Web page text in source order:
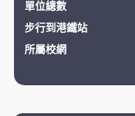
單位總數
步行到港鐵站
所屬校網